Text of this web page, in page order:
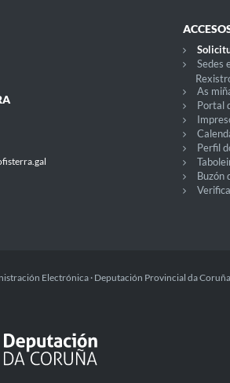
Sedes
As
Portal
Perfil
Buzón
Electrónica · Deputación Provincial da Coruña